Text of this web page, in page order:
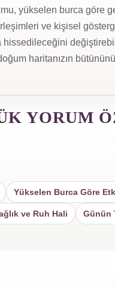
yükselen burca göre
ve kişisel
haritanızın
YORUM
Yükselen Burca Göre
ve Ruh Hali Günün